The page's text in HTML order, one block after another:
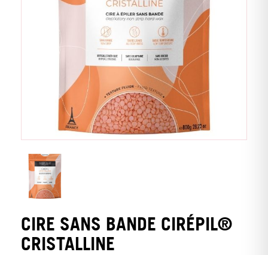
CIRE SANS BANDE CIRÉPIL®
CRISTALLINE